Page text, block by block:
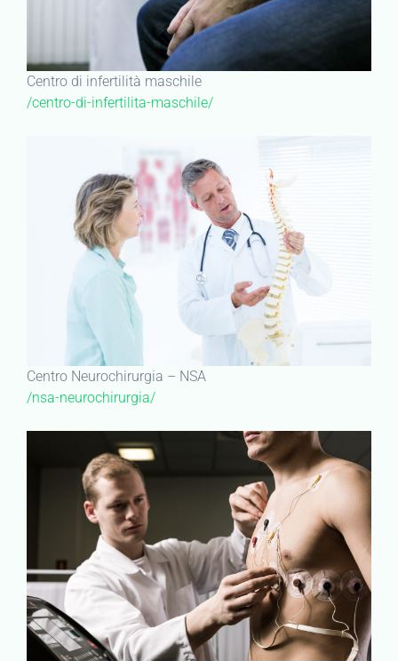
Centro di infertilità maschile
/centro-di-infertilita-maschile/
Centro Neurochirurgia – NSA
/nsa-neurochirurgia/